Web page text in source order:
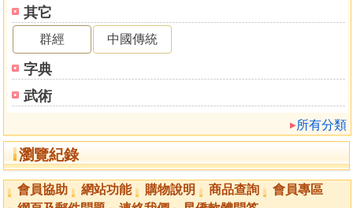
其它
群經 中國傳統
字典
武術
所有分類
瀏覽紀錄
＊＊淨因法師為香港大學之佛學研究中心總監（２０００－
２０１０），並曾為羅偉良博士之大乘佛學課堂之上課導
師。
序二
自從幾年前有緣認識羅博士後，他給與我和家庭很多專
業的意見，使我們獲益良多。自此我們很多事情，例如搬
屋、找寫字樓及一些生意上的決定都會請羅博士給我們專業
的意見和指導。令我在生易和家庭上都變得更順利。
在認識羅博士之前，本人也有學習過基礎命理學，但是
會員協助 網站功能 購物說明 商品查詢
會員專區